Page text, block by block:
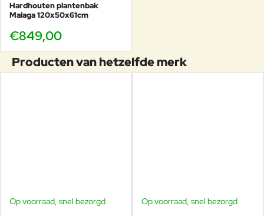
Hardhouten plantenbak
Malaga 120x50x61cm
€849,00
Producten van hetzelfde merk
Op voorraad, snel bezorgd Op voorraad, snel bezorgd